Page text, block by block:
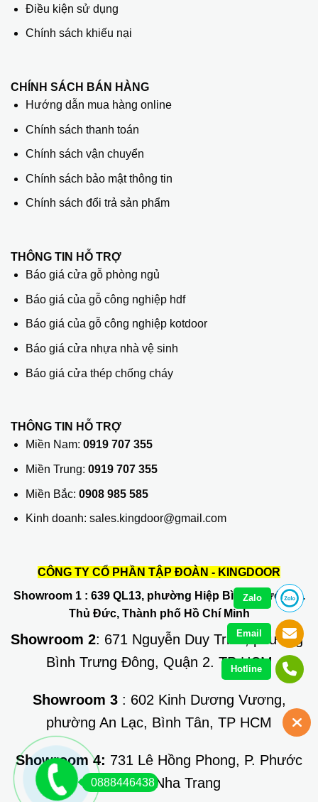
Điều kiện sử dụng
Chính sách khiếu nại
CHÍNH SÁCH BÁN HÀNG
Hướng dẫn mua hàng online
Chính sách thanh toán
Chính sách vận chuyển
Chính sách bảo mật thông tin
Chính sách đổi trả sản phẩm
THÔNG TIN HỖ TRỢ
Báo giá cửa gỗ phòng ngủ
Báo giá của gỗ công nghiệp hdf
Báo giá của gỗ công nghiệp kotdoor
Báo giá cửa nhựa nhà vệ sinh
Báo giá cửa thép chống cháy
THÔNG TIN HỖ TRỢ
Miền Nam: 0919 707 355
Miền Trung: 0919 707 355
Miền Bắc: 0908 985 585
Kinh doanh: sales.kingdoor@gmail.com
CÔNG TY CỔ PHẦN TẬP ĐOÀN - KINGDOOR
Showroom 1: 639 QL13, phường Hiệp Bình Phước, Q.
Thủ Đức, Thành phố Hồ Chí Minh
Showroom 2: 671 Nguyễn Duy Trinh, phường
Bình Trưng Đông, Quận 2. TP HCM
Showroom 3: 602 Kinh Dương Vương,
phường An Lạc, Bình Tân, TP HCM
Showroom 4: 731 Lê Hồng Phong, P. Phước
Long, TP Nha Trang
0888446438
Zalo
Email
Hotline